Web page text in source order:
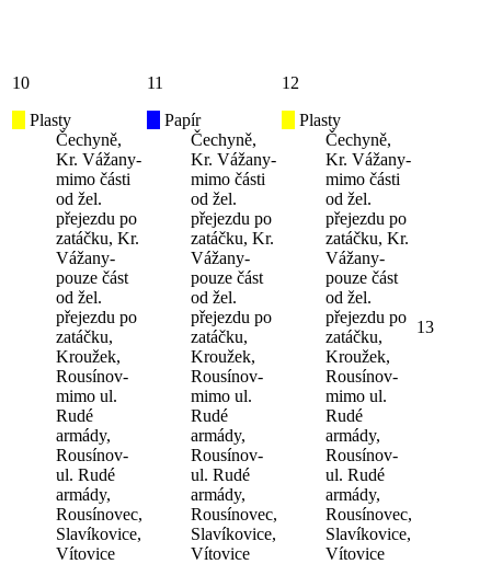
10
Plasty
Čechyně,
Kr. Vážany-
mimo části
od žel.
přejezdu po
zatáčku, Kr.
Vážany-
pouze část
od žel.
přejezdu po
zatáčku,
Kroužek,
Rousínov-
mimo ul.
Rudé
armády,
Rousínov-
ul. Rudé
armády,
Rousínovec,
Slavíkovice,
Vítovice
11
Papír
Čechyně,
Kr. Vážany-
mimo části
od žel.
přejezdu po
zatáčku, Kr.
Vážany-
pouze část
od žel.
přejezdu po
zatáčku,
Kroužek,
Rousínov-
mimo ul.
Rudé
armády,
Rousínov-
ul. Rudé
armády,
Rousínovec,
Slavíkovice,
Vítovice
12
Plasty
Čechyně,
Kr. Vážany-
mimo části
od žel.
přejezdu po
zatáčku, Kr.
Vážany-
pouze část
od žel.
přejezdu po
zatáčku,
Kroužek,
Rousínov-
mimo ul.
Rudé
armády,
Rousínov-
ul. Rudé
armády,
Rousínovec,
Slavíkovice,
Vítovice
13